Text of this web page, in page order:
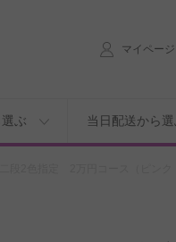
マイページ
ぶ 当日配送から選